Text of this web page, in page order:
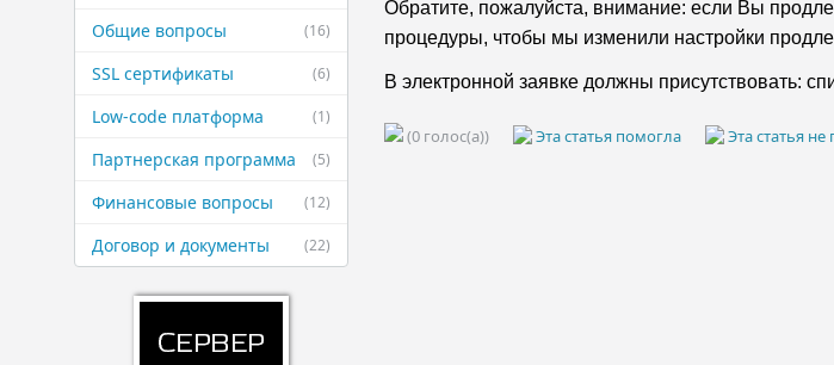
(16)
Общие вопросы
(6)
SSL сертификаты
(1)
Low-code платформа
(5)
Партнерская ​программа
(12)
Финансовые ​вопросы
(22)
Договор и ​документы
Обратите, пожалуйста, внимание: если Вы
процедуры, чтобы мы изменили настройки
В электронной заявке должны присутствовать:
(0 голос(а)) Эта статья помогла Эта статья